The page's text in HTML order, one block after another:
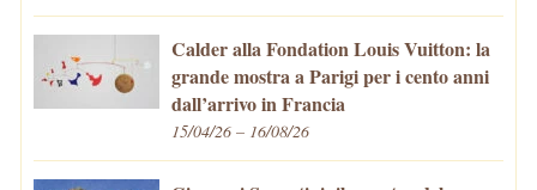
Calder alla Fondation Louis Vuitton: la
grande mostra a Parigi per i cento anni
dall’arrivo in Francia
15/04/26 – 16/08/26